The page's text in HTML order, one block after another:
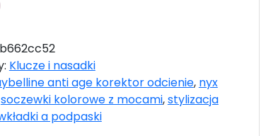
Klucze i nasadki
anti age korektor odcienie, nyx
soczewki kolorowe z mocami,stylizacja
a podpaski